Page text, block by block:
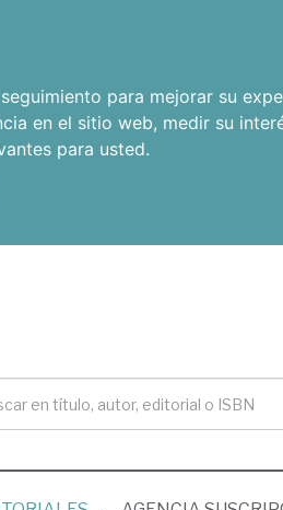
para mejorar su
en el sitio web, medir su
para usted.